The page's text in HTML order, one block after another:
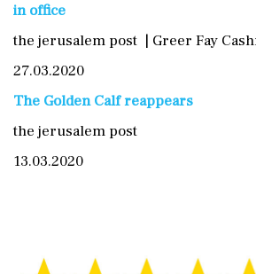
in office
the jerusalem post | Greer Fay
27.03.2020
The Golden Calf reappears
the jerusalem post
13.03.2020